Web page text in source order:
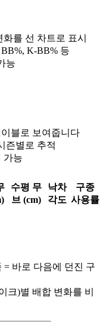
화를 선 차트로 표시
K-BB% 등
능
블로 보여줍니다
즌별로 추적
가능
수평 무
브 (cm)
낙차
각도
구종
사용률
= 바로 다음에 던진 구
크)별 배합 변화를 비